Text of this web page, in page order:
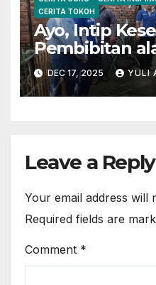
CERITA TOKOH
Ayo, Intip
Pembibitan
Yayasan Al
DEC 17, 2025 YULI
Leave a Reply
Your email address will
Required fields are
Comment *